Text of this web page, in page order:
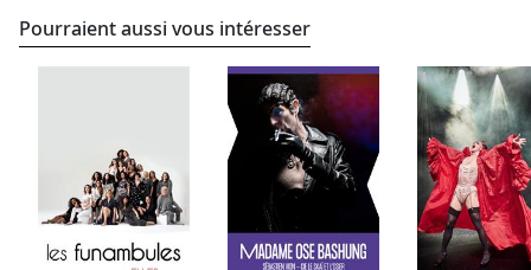
Pourraient aussi vous intéresser